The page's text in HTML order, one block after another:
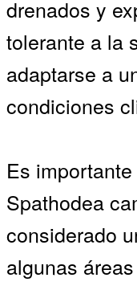
drenados y
tolerante a la
adaptarse a
condiciones
Es
Spathodea
considerado
algunas